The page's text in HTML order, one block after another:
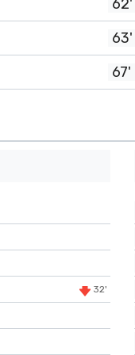
62'
63'
67'
32'